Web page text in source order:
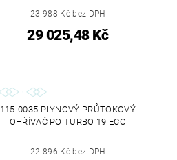
23 988 Kč bez DPH
29 025,48 Kč
115-0035 PLYNOVÝ PRŮTOKOVÝ
OHŘÍVAČ PO TURBO 19 ECO
22 896 Kč bez DPH